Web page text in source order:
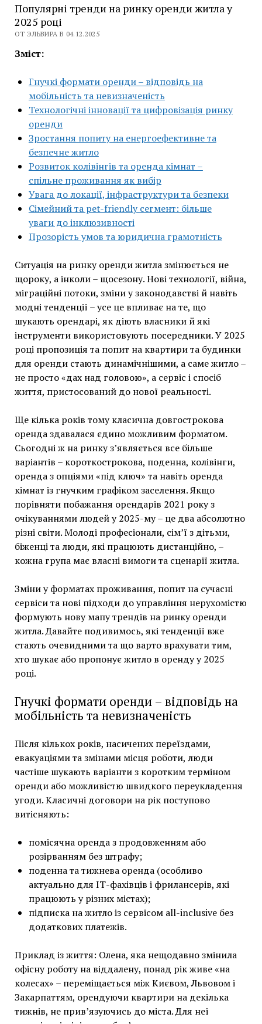
Популярні тренди на ринку оренди житла у
2025 році
ОТ ЭЛЬВИРА В 04.12.2025
Зміст:
Гнучкі формати оренди – відповідь на
мобільність та невизначеність
Технологічні інновації та цифровізація ринку
оренди
Зростання попиту на енергоефективне та
безпечне житло
Розвиток колівінгів та оренда кімнат –
спільне проживання як вибір
Увага до локації, інфраструктури та безпеки
Сімейний та pet-friendly сегмент: більше
уваги до інклюзивності
Прозорість умов та юридична грамотність
Ситуація на ринку оренди житла змінюється не
щороку, а інколи – щосезону. Нові технології, війна,
міграційні потоки, зміни у законодавстві й навіть
модні тенденції – усе це впливає на те, що
шукають орендарі, як діють власники й які
інструменти використовують посередники. У 2025
році пропозиція та попит на квартири та будинки
для оренди стають динамічнішими, а саме житло –
не просто «дах над головою», а сервіс і спосіб
життя, пристосований до нової реальності.
Ще кілька років тому класична довгострокова
оренда здавалася єдино можливим форматом.
Сьогодні ж на ринку з’являється все більше
варіантів – короткострокова, поденна, колівінги,
оренда з опціями «під ключ» та навіть оренда
кімнат із гнучким графіком заселення. Якщо
порівняти побажання орендарів 2021 року з
очікуваннями людей у 2025-му – це два абсолютно
різні світи. Молоді професіонали, сім’ї з дітьми,
біженці та люди, які працюють дистанційно, –
кожна група має власні вимоги та сценарії житла.
Зміни у форматах проживання, попит на сучасні
сервіси та нові підходи до управління нерухомістю
формують нову мапу трендів на ринку оренди
житла. Давайте подивимось, які тенденції вже
стають очевидними та що варто врахувати тим,
хто шукає або пропонує житло в оренду у 2025
році.
Гнучкі формати оренди – відповідь на
мобільність та невизначеність
Після кількох років, насичених переїздами,
евакуаціями та змінами місця роботи, люди
частіше шукають варіанти з коротким терміном
оренди або можливістю швидкого переукладення
угоди. Класичні договори на рік поступово
витісняють:
помісячна оренда з продовженням або
розірванням без штрафу;
поденна та тижнева оренда (особливо
актуально для ІТ-фахівців і фрилансерів, які
працюють у різних містах);
підписка на житло із сервісом all-inclusive без
додаткових платежів.
Приклад із життя: Олена, яка нещодавно змінила
офісну роботу на віддалену, понад рік живе «на
колесах» – переміщається між Києвом, Львовом і
Закарпаттям, орендуючи квартири на декілька
тижнів, не прив’язуючись до міста. Для неї